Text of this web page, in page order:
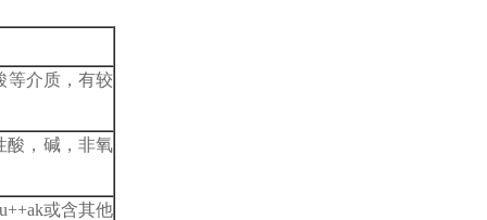
等介质，有较
酸，碱，非氧
或含其他